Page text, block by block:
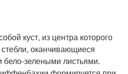
куст, из центра которого
оканчивающиеся
зелеными листьями.